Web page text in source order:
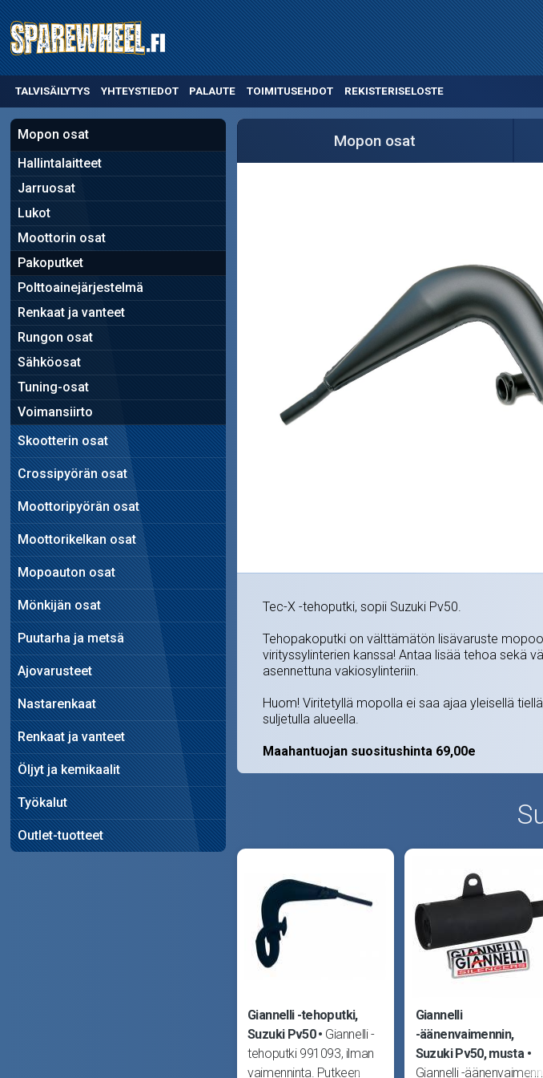
TALVISÄILYTYS YHTEYSTIEDOT PALAUTE TOIMITUSEHDOT REKISTERISELOSTE
Mopon osat
Hallintalaitteet
Jarruosat
Lukot
Moottorin osat
Pakoputket
Polttoainejärjestelmä
Renkaat ja vanteet
Rungon osat
Sähköosat
Tuning-osat
Voimansiirto
Skootterin osat
Crossipyörän osat
Moottoripyörän osat
Moottorikelkan osat
Mopoauton osat
Mönkijän osat
Puutarha ja metsä
Ajovarusteet
Nastarenkaat
Renkaat ja vanteet
Öljyt ja kemikaalit
Työkalut
Outlet-tuotteet
Mopon osat
Tec-X -tehoputki, sopii Suzuki Pv50.
Tehopakoputki on välttämätön lisävaruste
virityssylinterien kanssa! Antaa lisää tehoa sekä
asennettuna vakiosylinteriin.
Huom! Viritetyllä mopolla ei saa ajaa yleisellä
suljetulla alueella.
Maahantuojan suositushinta 69,00e
Giannelli -tehoputki,
Suzuki Pv50
Giannelli -
tehoputki 991093, ilman
vaimenninta. Putkeen
Giannelli
-äänenvaimennin,
Suzuki Pv50, musta
Giannelli -äänenvaimennin